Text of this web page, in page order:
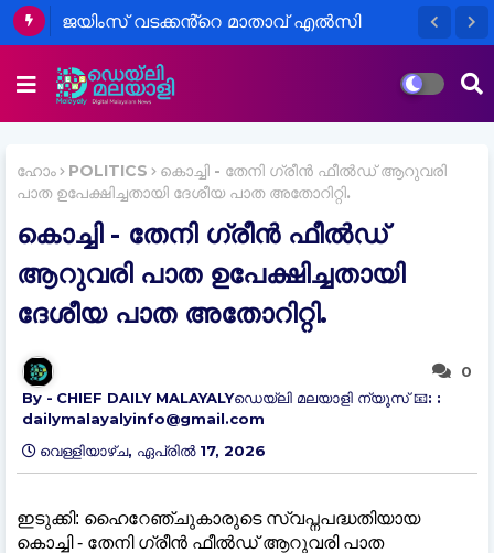
ജയിംസ് വടക്കൻ്റെ മാതാവ് എൽസി
നിര്യാതയായി.
പ്രായപൂർത്തിയാകാത്ത പെൺകുട്ടിയെ
സ്വദേശി അറസ്റ്റിൽ
ഹോം POLITICS
കൊച്ചി - തേനി ഗ്രീൻ ഫീൽഡ് ആറുവരി
പാത ഉപേക്ഷിച്ചതായി ദേശീയ പാത അതോറിറ്റി.
കൊച്ചി - തേനി ഗ്രീൻ ഫീൽഡ്
ആറുവരി പാത ഉപേക്ഷിച്ചതായി
ദേശീയ പാത അതോറിറ്റി.
0
CHIEF DAILY MALAYALYഡെയ്‌ലി മലയാളി ന്യൂസ് 📧: :
dailymalayalyinfo@gmail.com
വെള്ളിയാഴ്‌ച, ഏപ്രിൽ 17, 2026
ഇടുക്കി: ഹൈറേഞ്ചുകാരുടെ സ്വപ്നപദ്ധതിയായ
കൊച്ചി - തേനി ഗ്രീൻ ഫീൽഡ് ആറുവരി പാത